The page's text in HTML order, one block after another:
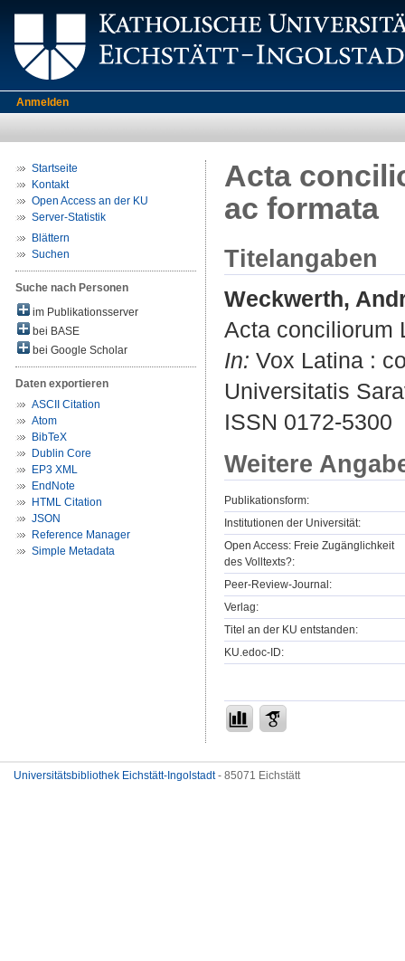
Anmelden
Startseite
Kontakt
Open Access an der KU
Server-Statistik
Blättern
Suchen
Suche nach Personen
im Publikationsserver
bei BASE
bei Google Scholar
Daten exportieren
ASCII Citation
Atom
BibTeX
Dublin Core
EP3 XML
EndNote
HTML Citation
JSON
Reference Manager
Simple Metadata
Acta
ac formata
Titelangaben
Weckwerth,
Acta conciliorum
In: Vox Latina :
Universitatis
ISSN 0172-5300
Weitere
Publikationsform:
Institutionen der Universität:
Open Access: Freie Zugänglichkeit
des Volltexts?:
Peer-Review-Journal:
Verlag:
Titel an der KU entstanden:
KU.edoc-ID:
Universitätsbibliothek Eichstätt-Ingolstadt- 85071 Eichstätt